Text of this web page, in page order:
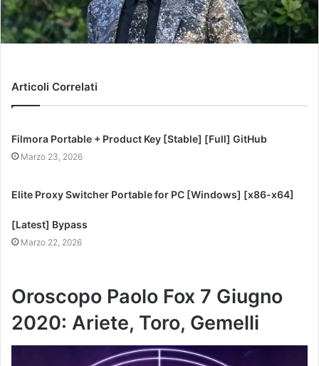
Articoli Correlati
Filmora Portable + Product Key [Stable] [Full] GitHub
Marzo 23, 2026
Elite Proxy Switcher Portable for PC [Windows] [x86-x64]
[Latest] Bypass
Marzo 22, 2026
Oroscopo Paolo Fox 7 Giugno
2020: Ariete, Toro, Gemelli